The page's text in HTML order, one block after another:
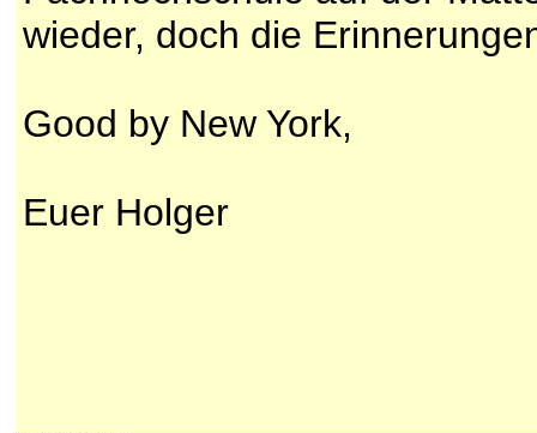
wieder, doch die
Good by New York,
Euer Holger